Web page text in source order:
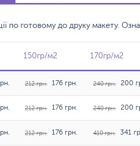
по готовому до друку макету.
150гр/м2 170гр/м2
150гр/м2 170гр/м2
212 грн. 176 грн. 240 грн. 200
212 грн. 176 грн. 240 грн. 200
212 грн. 176 грн. 410 грн. 341